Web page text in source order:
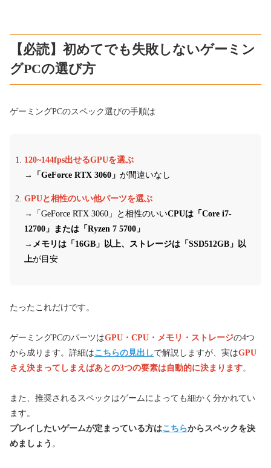
【必読】初めてでも失敗しないゲーミン
グPCの選び方
ゲーミングPCのスペック選びの手順は
120~144fps出せるGPUを選ぶ
→「GeForce RTX 3060」 が間違いなし
GPUと相性のいい他パーツを選ぶ
→「GeForce RTX 3060」と相性のいいCPUは「Core i7-
12700」または「Ryzen 7 5700」
→ メモリは「16GB」以上、ストレージは「SSD512GB」以
上が目安
たったこれだけです。
ゲーミングPCのパーツはGPU・CPU・メモリ・ストレージの4つ
から成ります。詳細はこちらの見出しで解説しますが、実はGPU
さえ決まってしまえばあとの3つの要素は自動的に決まります。
また、推奨されるスペックはゲームによっても細かく分かれてい
ます。
プレイしたいゲームが定まっている方はこちらからスペックを決
めましょう 。